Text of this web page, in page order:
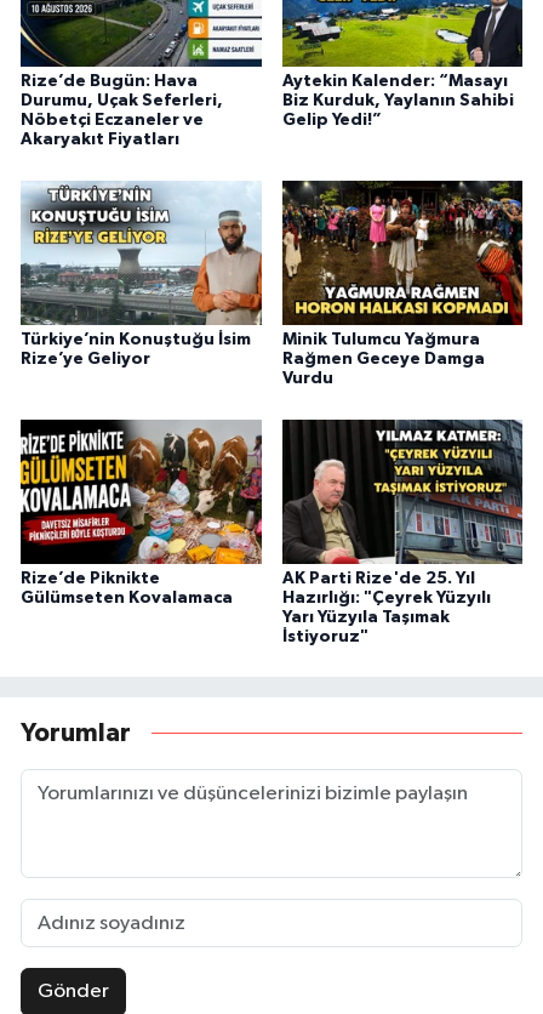
Rize’de Bugün: Hava
Durumu, Uçak Seferleri,
Nöbetçi Eczaneler ve
Akaryakıt Fiyatları
Aytekin Kalender: “Masayı
Biz Kurduk, Yaylanın Sahibi
Gelip Yedi!”
Türkiye’nin Konuştuğu İsim
Rize’ye Geliyor
Minik Tulumcu Yağmura
Rağmen Geceye Damga
Vurdu
Rize’de Piknikte
Gülümseten Kovalamaca
AK Parti Rize'de 25. Yıl
Hazırlığı: "Çeyrek Yüzyılı
Yarı Yüzyıla Taşımak
İstiyoruz"
Yorumlar
Gönder